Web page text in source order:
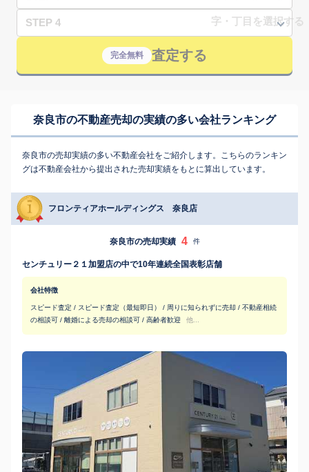
STEP 4
完全無料 査定する
奈良市の不動産売却の実績の多い会社ランキング
奈良市の売却実績の多い不動産会社をご紹介します。こちらのランキン
グは不動産会社から提出された売却実績をもとに算出しています。
フロンティアホールディングス 奈良店
奈良市の売却実績 4 件
センチュリー２１加盟店の中で10年連続全国表彰店舗
会社特徴
スピード査定 / スピード査定（最短即日） / 周りに知られずに売却 / 不動産相続
の相談可 / 離婚による売却の相談可 / 高齢者歓迎
他...